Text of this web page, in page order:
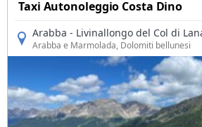
Taxi Autonoleggio Costa Dino
Arabba - Livinallongo del Col di
Arabba e Marmolada, Dolomiti bellunesi